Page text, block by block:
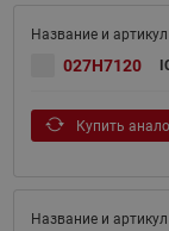
027H7120
Купить